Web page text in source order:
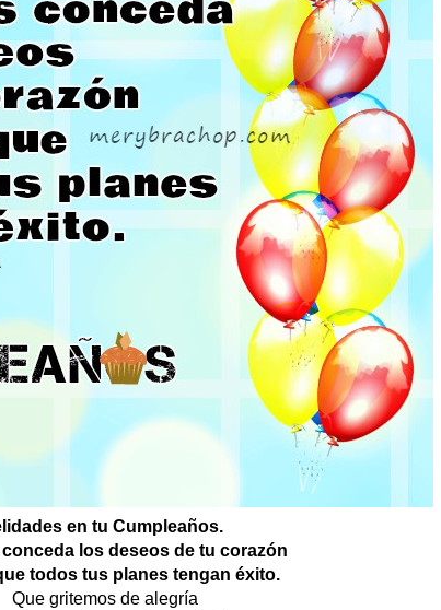
en tu Cumpleaños.
los deseos de tu corazón
todos tus planes tengan éxito.
Que gritemos de alegría